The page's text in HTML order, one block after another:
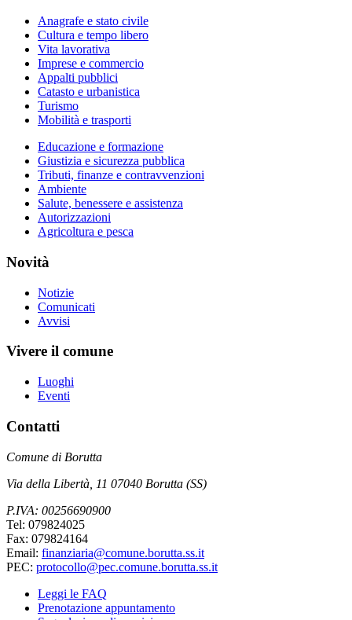
Anagrafe e stato civile
Cultura e tempo libero
Vita lavorativa
Imprese e commercio
Appalti pubblici
Catasto e urbanistica
Turismo
Mobilità e trasporti
Educazione e formazione
Giustizia e sicurezza pubblica
Tributi, finanze e contravvenzioni
Ambiente
Salute, benessere e assistenza
Autorizzazioni
Agricoltura e pesca
Novità
Notizie
Comunicati
Avvisi
Vivere il comune
Luoghi
Eventi
Contatti
Comune di Borutta
Via della Libertà, 11 07040 Borutta (SS)
P.IVA: 00256690900
Tel: 079824025
Fax: 079824164
Email: finanziaria@comune.borutta.ss.it
PEC: protocollo@pec.comune.borutta.ss.it
Leggi le FAQ
Prenotazione appuntamento